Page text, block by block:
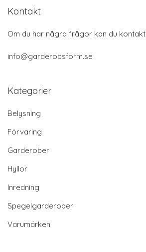
Kontakt
Om du har några frågor kan du
info@garderobsform.se
Kategorier
Belysning
Förvaring
Garderober
Hyllor
Inredning
Spegelgarderober
Varumärken